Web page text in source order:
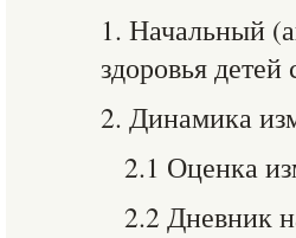
1. Начальный
здоровья
2. Динамика
2.1 Оценка
2.2 Дневник